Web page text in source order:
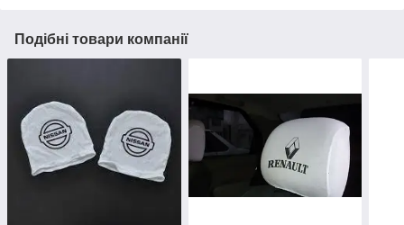
Подібні товари компанії